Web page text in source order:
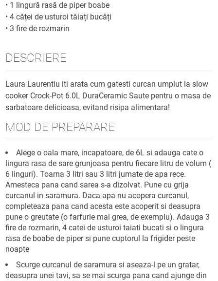
• 1 lingură rasă de piper boabe
•4 căței de usturoi tăiați bucăți
•3 fire de rozmarin
DESCRIERE
Laura Laurentiu iti arata cum gatesti curcan umplut la slow
cooker Crock-Pot 6.0L DuraCeramic Saute pentru o masa de
sarbatoare delicioasa, evitand risipa alimentara!
MOD DE PREPARARE
Alege o oala mare, incapatoare, de 6L si adauga cate o
lingura rasa de sare grunjoasa pentru fiecare litru de volum (
6 linguri). Toarna 3 litri sau 3 litri jumate de apa rece.
Amesteca pana cand sarea s-a dizolvat. Pune cu grija
curcanul in saramura. Daca apa nu acopera curcanul,
completeaza pana cand acesta este acoperit si deasupra
pune o greutate (o farfurie mai grea, de exemplu). Adauga 3
fire de rozmarin, 4 catei de usturoi taiati bucati si o lingura
rasa de boabe de piper si pune cuptorul la frigider peste
noapte
Scurge curcanul de saramura si aseaza-l pe un gratar,
deasupra unei tavi, sa se mai scurga pana cand ajunge din